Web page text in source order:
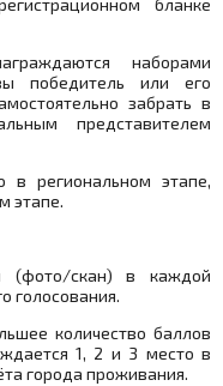
бланке
наборами
победитель или его
забрать в
представителем
в региональном этапе,
этапе.
(фото/скан) в каждой
голосования.
количество баллов
1, 2 и 3 место в
города проживания.